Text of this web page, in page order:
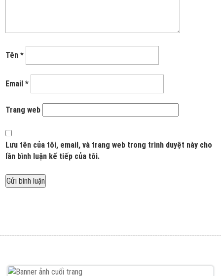
Tên*
Email*
Trang web
Lưu tên của tôi, email, và trang web trong trình duyệt này cho
lần bình luận kế tiếp của tôi.
viết